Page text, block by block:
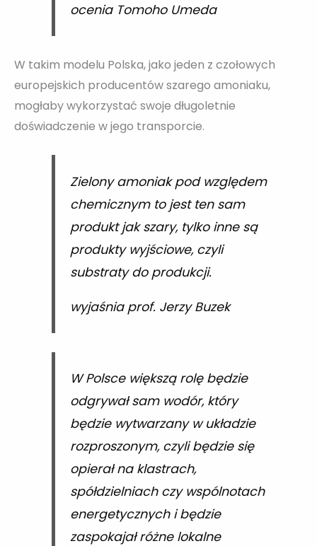
ocenia Tomoho Umeda
W takim modelu Polska, jako jeden z czołowych
europejskich producentów szarego amoniaku,
mogłaby wykorzystać swoje długoletnie
doświadczenie w jego transporcie.
Zielony amoniak pod względem
chemicznym to jest ten sam
produkt jak szary, tylko inne są
produkty wyjściowe, czyli
substraty do produkcji.
wyjaśnia prof. Jerzy Buzek
W Polsce większą rolę będzie
odgrywał sam wodór, który
będzie wytwarzany w układzie
rozproszonym, czyli będzie się
opierał na klastrach,
spółdzielniach czy wspólnotach
energetycznych i będzie
zaspokajał różne lokalne